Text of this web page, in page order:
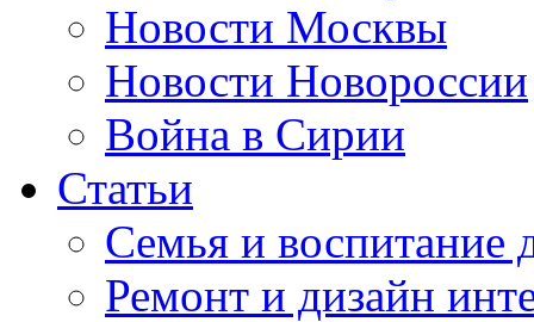
Новости Москвы
Новости Новороссии
Война в Сирии
Статьи
Семья и воспитание
Ремонт и дизайн